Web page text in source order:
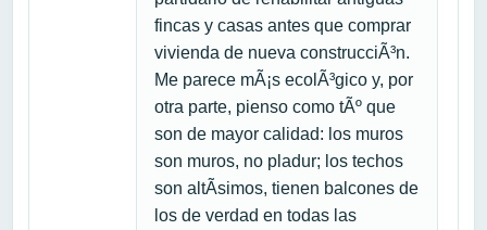
fincas y casas antes que comprar
vivienda de nueva construcciÃ³n.
Me parece mÃ¡s ecolÃ³gico y, por
otra parte, pienso como tÃº que
son de mayor calidad: los muros
son muros, no pladur; los techos
son altÃ­simos, tienen balcones de
los de verdad en todas las